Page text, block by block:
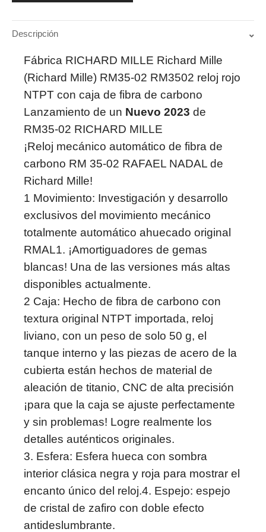
con
caja
fibra
carbono
quantity
Descripción
Fábrica RICHARD MILLE Richard Mille
(Richard Mille) RM35-02 RM3502 reloj rojo
NTPT con caja de fibra de carbono
Lanzamiento de un Nuevo 2023 de
RM35-02 RICHARD MILLE
¡Reloj mecánico automático de fibra de
carbono RM 35-02 RAFAEL NADAL de
Richard Mille!
1 Movimiento: Investigación y desarrollo
exclusivos del movimiento mecánico
totalmente automático ahuecado original
RMAL1. ¡Amortiguadores de gemas
blancas! Una de las versiones más altas
disponibles actualmente.
2 Caja: Hecho de fibra de carbono con
textura original NTPT importada, reloj
liviano, con un peso de solo 50 g, el
tanque interno y las piezas de acero de la
cubierta están hechos de material de
aleación de titanio, CNC de alta precisión
¡para que la caja se ajuste perfectamente
y sin problemas! Logre realmente los
detalles auténticos originales.
3. Esfera: Esfera hueca con sombra
interior clásica negra y roja para mostrar el
encanto único del reloj.4. Espejo: espejo
de cristal de zafiro con doble efecto
antideslumbrante.